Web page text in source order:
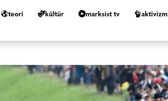
teori kültür marksist tv aktivizm